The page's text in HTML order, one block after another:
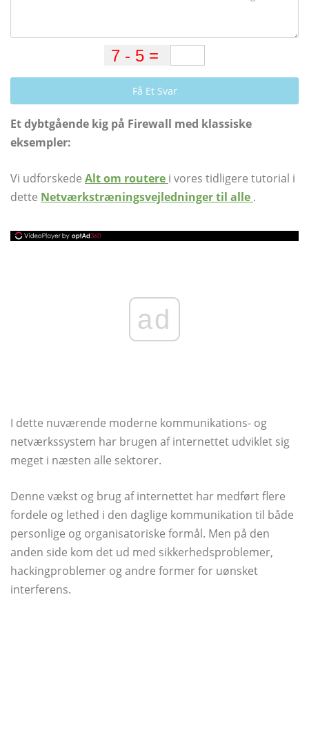
Få Et Svar
Et dybtgående kig på Firewall med klassiske
eksempler:
Vi udforskede Alt om routere i vores tidligere tutorial i
dette Netværkstræningsvejledninger til alle .
ad
I dette nuværende moderne kommunikations- og
netværkssystem har brugen af ​​internettet udviklet sig
meget i næsten alle sektorer.
Denne vækst og brug af internettet har medført flere
fordele og lethed i den daglige kommunikation til både
personlige og organisatoriske formål. Men på den
anden side kom det ud med sikkerhedsproblemer,
hackingproblemer og andre former for uønsket
interferens.